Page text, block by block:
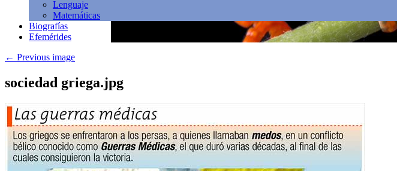
Lenguaje
Matemáticas
Biografías
Efemérides
← Previous image
sociedad griega.jpg